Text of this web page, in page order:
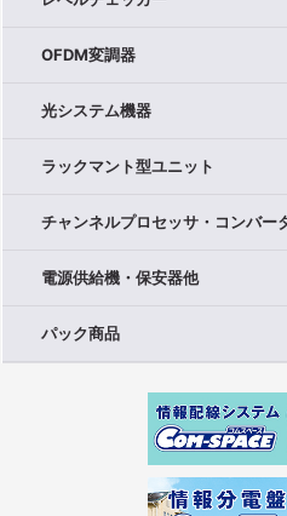
OFDM変調器
光システム機器
ラックマント型ユニット
チャンネルプロセッサ・コンバー
電源供給機・保安器他
パック商品